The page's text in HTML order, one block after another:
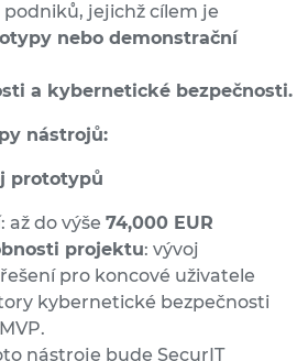
jejichž cílem je
nebo demonstrační
a kybernetické bezpečnosti.
nástrojů:
prototypů
: až do výše 74,000 EUR
projektu: vývoj
pro koncové uživatele
kybernetické bezpečnosti
nástroje bude SecurIT